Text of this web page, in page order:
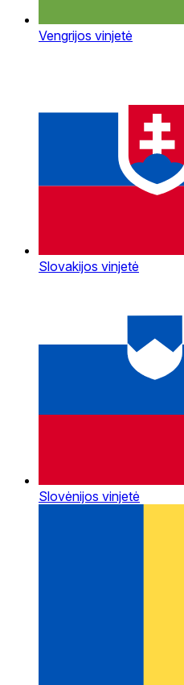
Vengrijos vinjetė
Slovakijos vinjetė
Slovėnijos vinjetė